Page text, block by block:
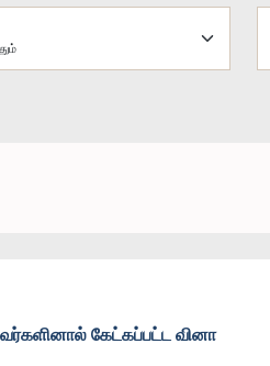
கேட்கப்பட்ட வினா